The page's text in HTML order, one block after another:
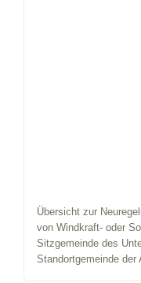
Übersicht zur
von Windkraft- oder
Sitzgemeinde des
Standortgemeinde